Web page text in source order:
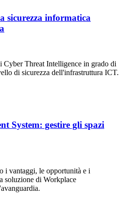
sicurezza informatica
Cyber Threat Intelligence in grado di
di sicurezza dell'infrastruttura ICT.
System: gestire gli spazi
i vantaggi, le opportunità e i
soluzione di Workplace